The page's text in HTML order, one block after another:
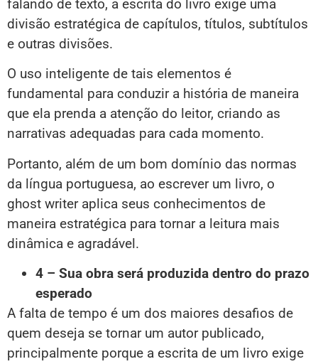
falando de texto, a escrita do livro exige uma
divisão estratégica de capítulos, títulos, subtítulos
e outras divisões.
O uso inteligente de tais elementos é
fundamental para conduzir a história de maneira
que ela prenda a atenção do leitor, criando as
narrativas adequadas para cada momento.
Portanto, além de um bom domínio das normas
da língua portuguesa, ao escrever um livro, o
ghost writer aplica seus conhecimentos de
maneira estratégica para tornar a leitura mais
dinâmica e agradável.
4 – Sua obra será produzida dentro do prazo
esperado
A falta de tempo é um dos maiores desafios de
quem deseja se tornar um autor publicado,
principalmente porque a escrita de um livro exige